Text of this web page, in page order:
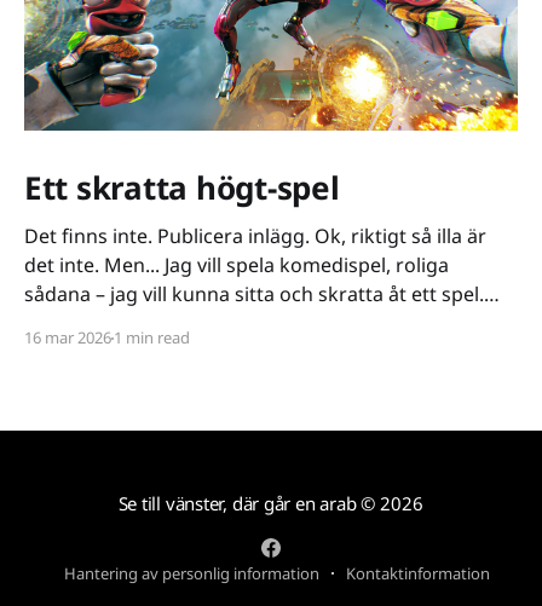
Ett skratta högt-spel
Det finns inte. Publicera inlägg. Ok, riktigt så illa är
det inte. Men... Jag vill spela komedispel, roliga
sådana – jag vill kunna sitta och skratta åt ett spel.
på ett kiss och bajs-spår eller så lutar de sig på
16 mar 20261 min read
Se till vänster, där går en arab© 2026
Hantering av personlig information Kontaktinformation